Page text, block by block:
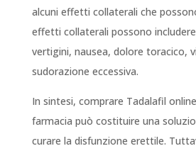
alcuni effetti collaterali che
effetti collaterali possono
vertigini, nausea, dolore toracico,
sudorazione eccessiva.
In sintesi, comprare Tadalafil
farmacia può costituire una
curare la disfunzione erettile.